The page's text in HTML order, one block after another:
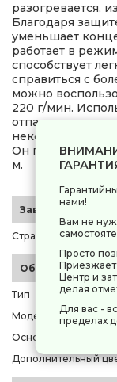
разогревается,
Благодаря
уменьшает
работает в
способствует
справиться с
можно
220 г/мин.
отпаривая вещи
некоторое
Он
м.
Заводские
Страна-
Общие
Тип
Модель
Основной цвет
Дополнительный
нами!
Вам не
Просто
Приезжает
Центр и
делая
Для вас -
пределах